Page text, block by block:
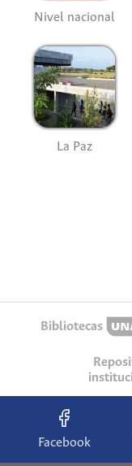
Nivel nacional
La Paz
Bibliotecas
Facebook